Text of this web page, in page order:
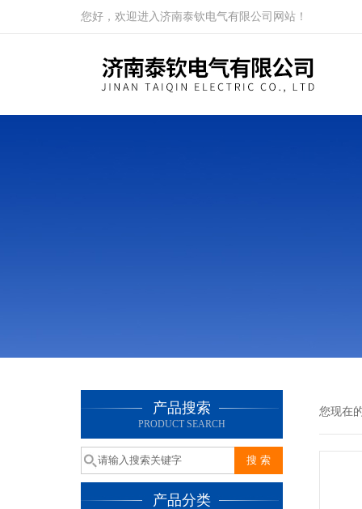
您好，欢迎进入济南泰钦电气有限公司网站！
产品搜索
PRODUCT SEARCH
产品分类
您现在